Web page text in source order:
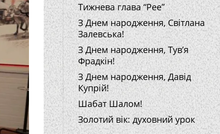
Тижнева глава “Рее”
З Днем народження, Світлана
Залевська!
З Днем народження, Тув’я
Фрадкін!
З Днем народження, Давід
Купрій!
Шабат Шалом!
Золотий вік: духовний урок